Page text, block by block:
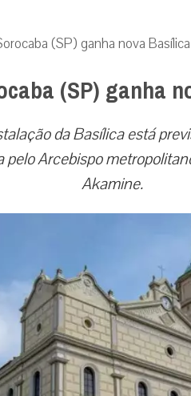
(SP) ganha nova
(SP) ganha
da Basílica está
pelo Arcebispo
Akamine.